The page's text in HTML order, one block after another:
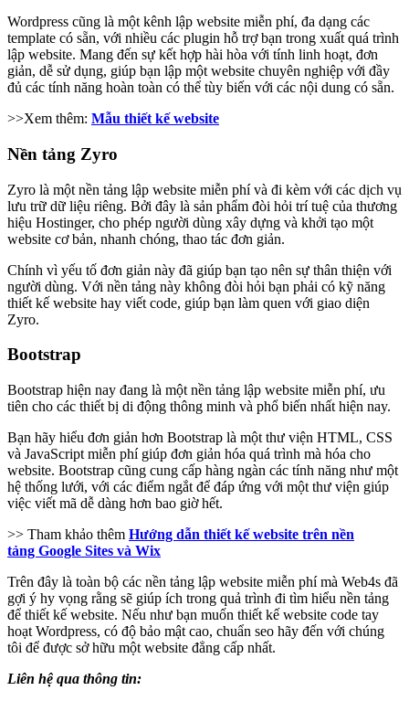
Wordpress cũng là một kênh lập website miễn phí, đa dạng các
template có sẵn, với nhiều các plugin hỗ trợ bạn trong xuất quá trình
lập website. Mang đến sự kết hợp hài hòa với tính linh hoạt, đơn
giản, dễ sử dụng, giúp bạn lập một website chuyên nghiệp với đầy
đủ các tính năng hoàn toàn có thể tùy biến với các nội dung có sẵn.
>>Xem thêm: Mẫu thiết kế website
Nền tảng Zyro
Zyro là một nền tảng lập website miễn phí và đi kèm với các dịch vụ
lưu trữ dữ liệu riêng. Bởi đây là sản phẩm đòi hỏi trí tuệ của thương
hiệu Hostinger, cho phép người dùng xây dựng và khởi tạo một
website cơ bản, nhanh chóng, thao tác đơn giản.
Chính vì yếu tố đơn giản này đã giúp bạn tạo nên sự thân thiện với
người dùng. Với nền tảng này không đòi hỏi bạn phải có kỹ năng
thiết kế website hay viết code, giúp bạn làm quen với giao diện
Zyro.
Bootstrap
Bootstrap hiện nay đang là một nền tảng lập website miễn phí, ưu
tiên cho các thiết bị di động thông minh và phổ biến nhất hiện nay.
Bạn hãy hiểu đơn giản hơn Bootstrap là một thư viện HTML, CSS
và JavaScript miễn phí giúp đơn giản hóa quá trình mà hóa cho
website. Bootstrap cũng cung cấp hàng ngàn các tính năng như một
hệ thống lưới, với các điểm ngắt để đáp ứng với một thư viện giúp
việc viết mã dễ dàng hơn bao giờ hết.
>> Tham khảo thêm Hướng dẫn thiết kế website trên nền
tảng Google Sites và Wix
Trên đây là toàn bộ các nền tảng lập website miễn phí mà Web4s đã
gợi ý hy vọng rằng sẽ giúp ích trong quả trình đi tìm hiểu nền tảng
để thiết kế website. Nếu như bạn muốn thiết kế website code tay
hoạt Wordpress, có độ bảo mật cao, chuẩn seo hãy đến với chúng
tôi để được sở hữu một website đẳng cấp nhất.
Liên hệ qua thông tin: